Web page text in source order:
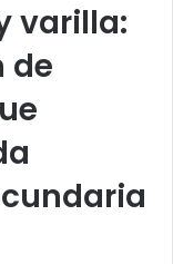
varilla:
de